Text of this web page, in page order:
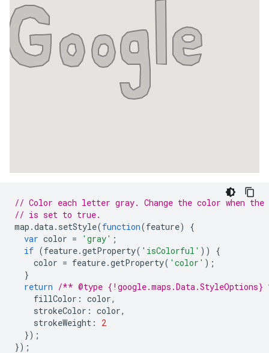
// Color each letter gray. Change the color when
// is set to true.
map .data. setStyle(function(feature)
{
var color = 'gray' ;
if (feature.getProperty( 'isColorful' ))
{
color = feature.getProperty( 'color' );
}
return /** @type
fillColor : color,
strokeColor : color,
strokeWeight :
2
});
});